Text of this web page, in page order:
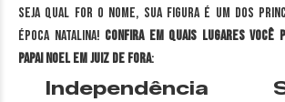
Seja qual for o nome, sua figura é um dos
época natalina! Confira em quais lugares você
Papai Noel em Juiz de Fora:
Independência